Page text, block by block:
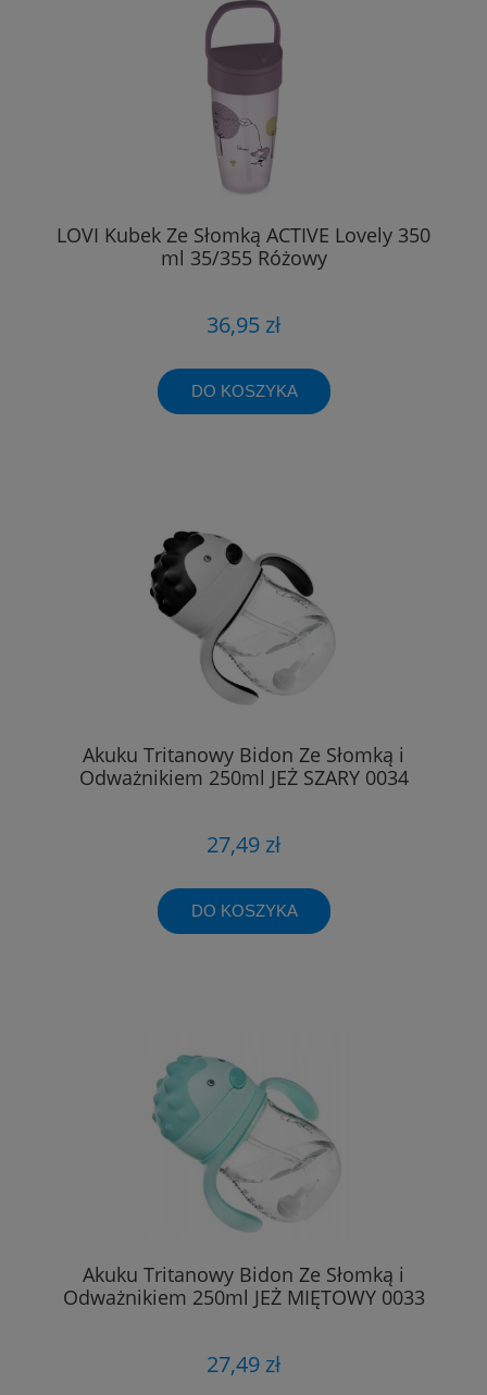
LOVI Kubek Ze Słomką ACTIVE Lovely 350
ml 35/355 Różowy
36,95 zł
DO KOSZYKA
Akuku Tritanowy Bidon Ze Słomką i
Odważnikiem 250ml JEŻ SZARY 0034
27,49 zł
DO KOSZYKA
Akuku Tritanowy Bidon Ze Słomką i
Odważnikiem 250ml JEŻ MIĘTOWY 0033
27,49 zł